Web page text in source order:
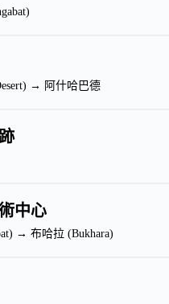
→ 阿什哈巴德
中心
→ 布哈拉 (Bukhara)